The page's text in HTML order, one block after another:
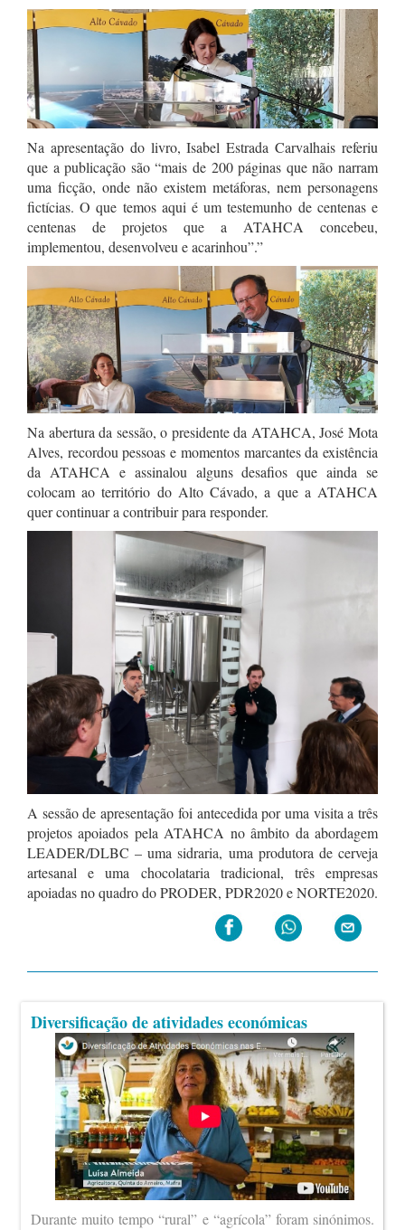
Na apresentação do livro, Isabel Estrada Carvalhais referiu
que a publicação são “mais de 200 páginas que não narram
uma ficção, onde não existem metáforas, nem personagens
fictícias. O que temos aqui é um testemunho de centenas e
centenas de projetos que a ATAHCA concebeu,
implementou, desenvolveu e acarinhou”.”
Na abertura da sessão, o presidente da ATAHCA, José Mota
Alves, recordou pessoas e momentos marcantes da existência
da ATAHCA e assinalou alguns desafios que ainda se
colocam ao território do Alto Cávado, a que a ATAHCA
quer continuar a contribuir para responder.
A sessão de apresentação foi antecedida por uma visita a três
projetos apoiados pela ATAHCA no âmbito da abordagem
LEADER/DLBC – uma sidraria, uma produtora de cerveja
artesanal e uma chocolataria tradicional, três empresas
apoiadas no quadro do PRODER, PDR2020 e NORTE2020.
Diversificação de atividades económicas
Durante muito tempo “rural” e “agrícola” foram sinónimos.